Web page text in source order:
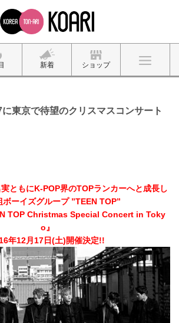
新着 ショップ
東京で待望のクリスマスコンサート
ともにK-POP界のTOPランカーへと成長し
ボーイズグループ ”TEEN TOP”
TOP Christmas Special Concert in Toky
o』
年12月17日(土)開催決定!!